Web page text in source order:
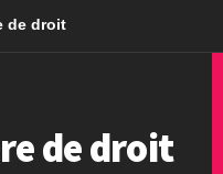
de droit
de droit